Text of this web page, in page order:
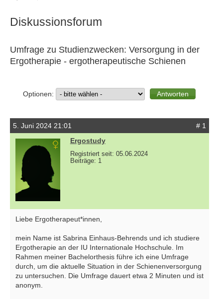
Diskussionsforum
Umfrage zu Studienzwecken: Versorgung in der
Ergotherapie - ergotherapeutische Schienen
Optionen:
5. Juni 2024 21:01
# 1
Ergostudy
Registriert seit: 05.06.2024
Beiträge: 1
Liebe Ergotherapeut*innen,
mein Name ist Sabrina Einhaus-Behrends und ich studiere
Ergotherapie an der IU Internationale Hochschule. Im
Rahmen meiner Bachelorthesis führe ich eine Umfrage
durch, um die aktuelle Situation in der Schienenversorgung
zu untersuchen. Die Umfrage dauert etwa 2 Minuten und ist
anonym.